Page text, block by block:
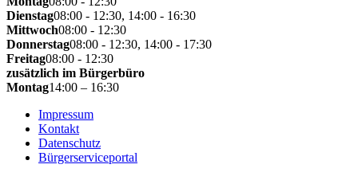
Dienstag08:00 - 12:30, 14:00 - 16:30
Mittwoch08:00 - 12:30
Donnerstag08:00 - 12:30, 14:00 - 17:30
Freitag08:00 - 12:30
zusätzlich im Bürgerbüro
Montag14:00 – 16:30
Impressum
Kontakt
Datenschutz
Bürgerserviceportal